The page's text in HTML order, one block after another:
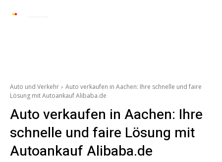
Auto und Verkehr
Auto verkaufen in Aachen: Ihre schnelle und faire
Lösung mit Autoankauf Alibaba.de
Auto verkaufen in Aachen: Ihre
schnelle und faire Lösung mit
Autoankauf Alibaba.de